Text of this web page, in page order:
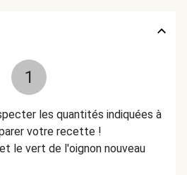
1
les quantités indiquées à
votre recette !
le vert de l'oignon nouveau